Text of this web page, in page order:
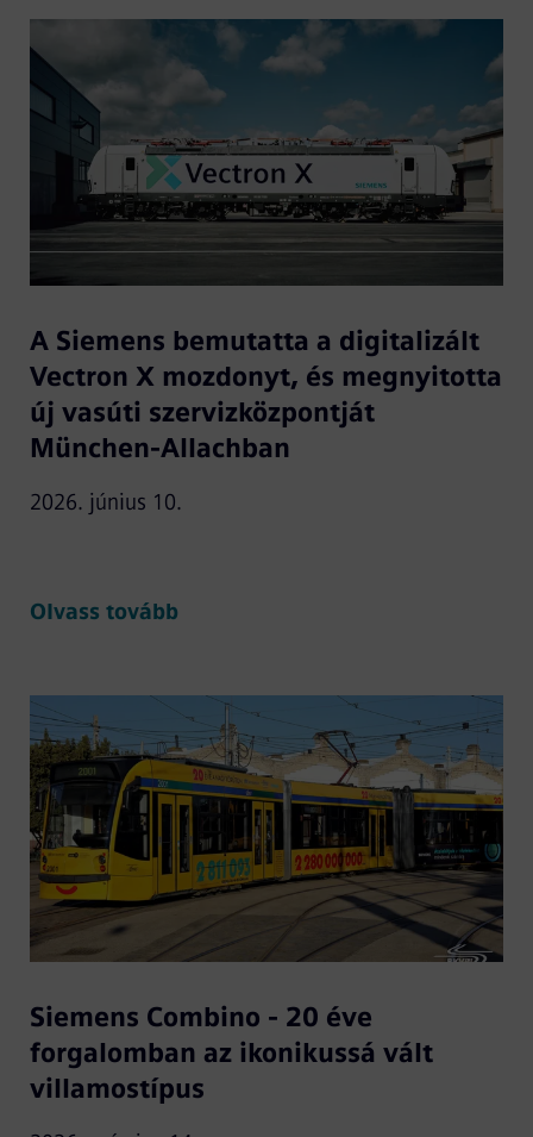
A Siemens bemutatta a digitalizált
Vectron X mozdonyt, és megnyitotta
új vasúti szervizközpontját
München-Allachban
2026. június 10.
Olvass tovább
Siemens Combino - 20 éve
forgalomban az ikonikussá vált
villamostípus